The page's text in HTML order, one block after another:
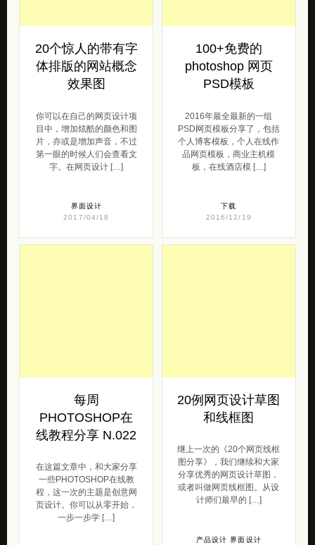
20个惊人的带有字
体排版的网站概念
效果图
你可以在自己的网页设计项
目中，增加炫酷的颜色和图
片，亦或是增加声音，不过
第一眼的时候人们会查看文
字。在网页设计 […]
界面设计
2017/04/18
100+免费的
photoshop 网页
PSD模板
2016年最全最新的一组
PSD网页模板分享了，包括
个人博客模板，个人在线作
品网页模板，商业主机模
板，在线酒店模 […]
下载
2016/12/19
每周
PHOTOSHOP在
线教程分享 N.022
在这篇文章中，和大家分享
一些PHOTOSHOP在线教
程，这一次的主题是创意网
页设计。你可以从零开始，
一步一步学 […]
20例网页设计草图
和线框图
继上一次的《20个网页线框
图分享》，我们继续和大家
分享优秀的网页设计草图，
或者叫做网页线框图。从设
计师们最早的 […]
产品设计 界面设计